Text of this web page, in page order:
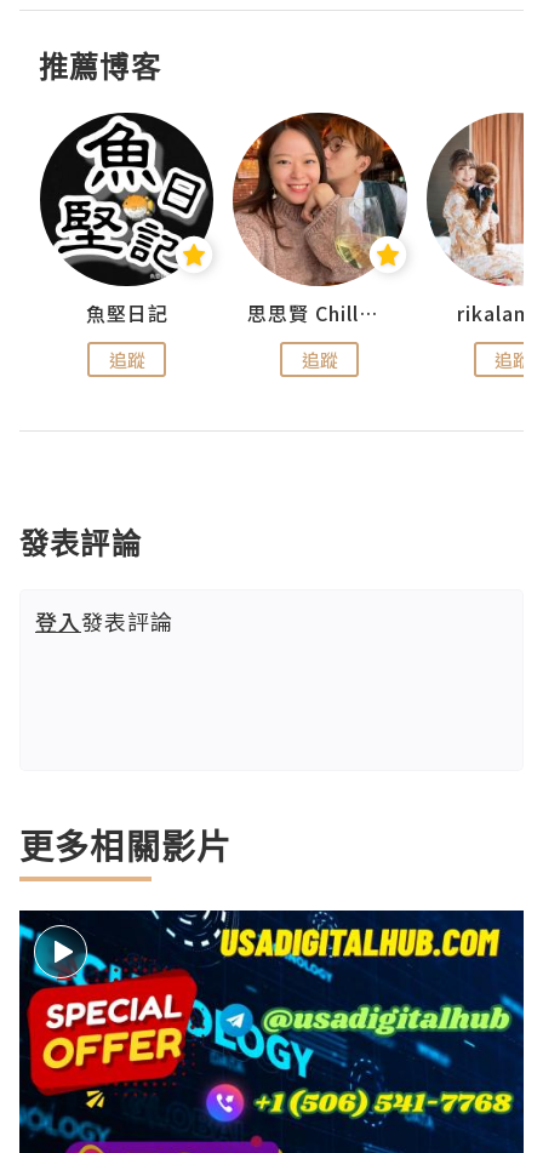
推薦博客
魚堅日記
追蹤
思思賢 ChillMyBabe
追蹤 追蹤
發表評論
登入發表評論
更多相關影片